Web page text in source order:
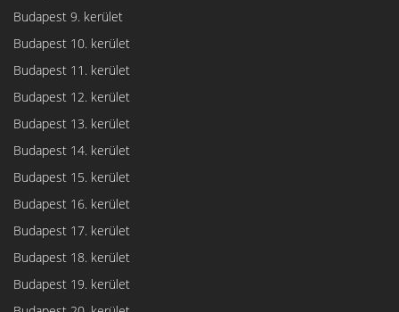
Budapest 9. kerület
Budapest 10. kerület
Budapest 11. kerület
Budapest 12. kerület
Budapest 13. kerület
Budapest 14. kerület
Budapest 15. kerület
Budapest 16. kerület
Budapest 17. kerület
Budapest 18. kerület
Budapest 19. kerület